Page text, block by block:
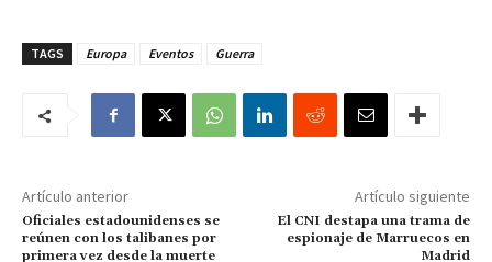
TAGS Europa Eventos Guerra
Artículo anterior
Oficiales estadounidenses se
reúnen con los talibanes por
primera vez desde la muerte
Artículo siguiente
El CNI destapa una trama de
espionaje de Marruecos en
Madrid